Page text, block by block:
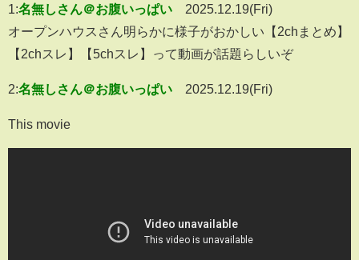
1:名無しさん＠お腹いっぱい
2025.12.19(Fri)
オープンハウスさん明らかに様子がおかしい【2chまとめ】
【2chスレ】【5chスレ】って動画が話題らしいぞ
2:名無しさん＠お腹いっぱい 2025.12.19(Fri)
This movie